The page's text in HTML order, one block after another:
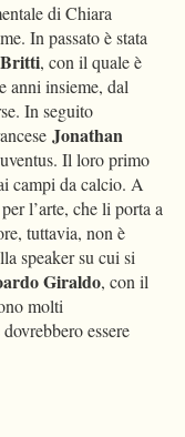
di Chiara
In passato è stata
, con il quale è
anni insieme, dal
In seguito
Jonathan
Il loro primo
campi da calcio. A
l’arte, che li porta a
tuttavia, non è
speaker su cui si
Giraldo, con il
molti
essere